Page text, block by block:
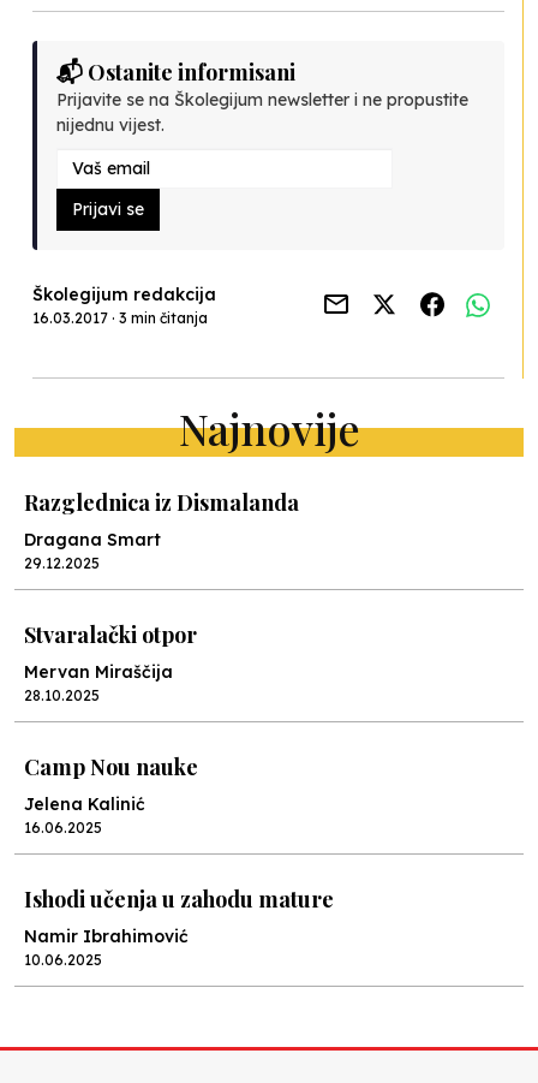
📬 Ostanite informisani
Prijavite se na Školegijum newsletter i ne propustite
nijednu vijest.
Prijavi se
Školegijum redakcija
16.03.2017 · 3 min čitanja
Najnovije
Razglednica iz Dismalanda
Dragana Smart
29.12.2025
Stvaralački otpor
Mervan Miraščija
28.10.2025
Camp Nou nauke
Jelena Kalinić
16.06.2025
Ishodi učenja u zahodu mature
Namir Ibrahimović
10.06.2025